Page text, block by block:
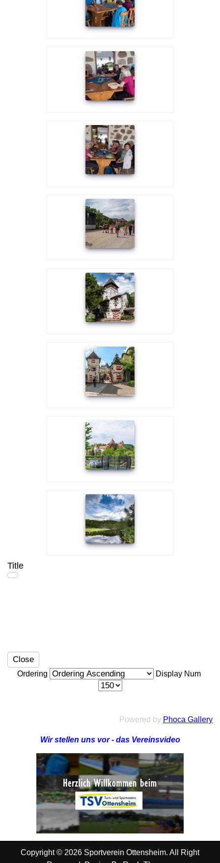
Title
Close
Ordering Display Num
Powered by Phoca Gallery
Wir stellen uns vor - das Vereinsvideo
Copyright © 2026 Sportverein Ottensheim. All Right